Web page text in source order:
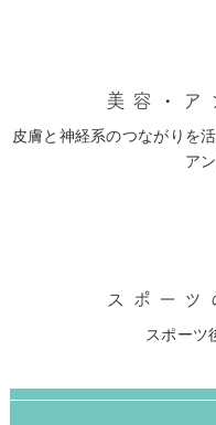
美容・ア
皮膚と神経系のつながりを
ア
スポーツ
スポーツ